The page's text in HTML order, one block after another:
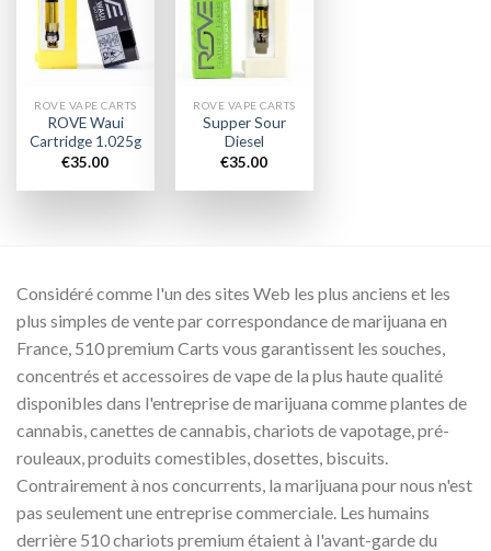
Add to
wishlist
ROVE VAPE CARTS
ROVE Waui
Cartridge 1.025g
€35.00
Add to
wishlist
ROVE VAPE CARTS
Supper Sour
Diesel
€35.00
Considéré comme l'un des sites Web les plus anciens et les
plus simples de vente par correspondance de marijuana en
France, 510 premium Carts vous garantissent les souches,
concentrés et accessoires de vape de la plus haute qualité
disponibles dans l'entreprise de marijuana comme plantes de
cannabis, canettes de cannabis, chariots de vapotage, pré-
rouleaux, produits comestibles, dosettes, biscuits.
Contrairement à nos concurrents, la marijuana pour nous n'est
pas seulement une entreprise commerciale. Les humains
derrière 510 chariots premium étaient à l'avant-garde du